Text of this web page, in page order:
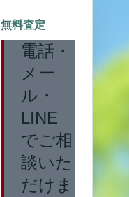
無料査定
電話・
メー
ル・
LINE
でご相
談いた
だけま